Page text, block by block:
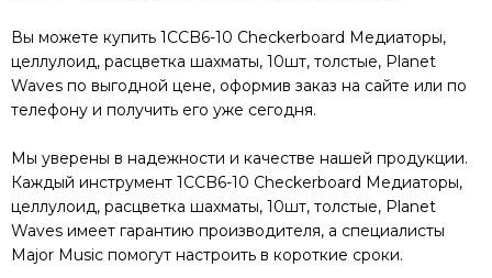
Вы можете купить 1CCB6-10 Checkerboard Медиаторы,
целлулоид, расцветка шахматы, 10шт, толстые, Planet
Waves по выгодной цене, оформив заказ на сайте или по
телефону и получить его уже сегодня.
Мы уверены в надежности и качестве нашей продукции.
Каждый инструмент 1CCB6-10 Checkerboard Медиаторы,
целлулоид, расцветка шахматы, 10шт, толстые, Planet
Waves имеет гарантию производителя, а специалисты
Major Music помогут настроить в короткие сроки.